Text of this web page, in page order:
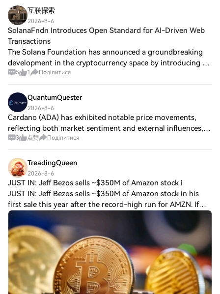
互联探索
2026-8-6
SolanaFndn Introduces Open Standard for AI-Driven Web
Transactions
The Solana Foundation has announced a groundbreaking
development in the cryptocurrency space by introducing an
open standard for AI agents. This new standard allows
5 1 Поділитися
QuantumQuester
2026-8-6
Cardano (ADA) has exhibited notable price movements,
reflecting both market sentiment and external influences,
including the political landscape. The latest candlestick data
3 点赞 Поділитися
TreadingQueen
2026-8-6
JUST IN: Jeff Bezos sells ~$350M of Amazon stock i
JUST IN: Jeff Bezos sells ~$350M of Amazon stock in his
first sale this year after the record-high run for AMZN. If
more primary offers surface, it could hint at easing liquidity
needs near the stock’